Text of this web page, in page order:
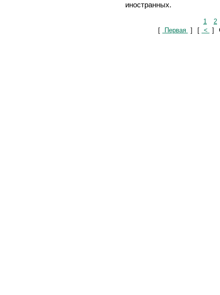
иностранных.
1
2
[
Первая ] [ < ]